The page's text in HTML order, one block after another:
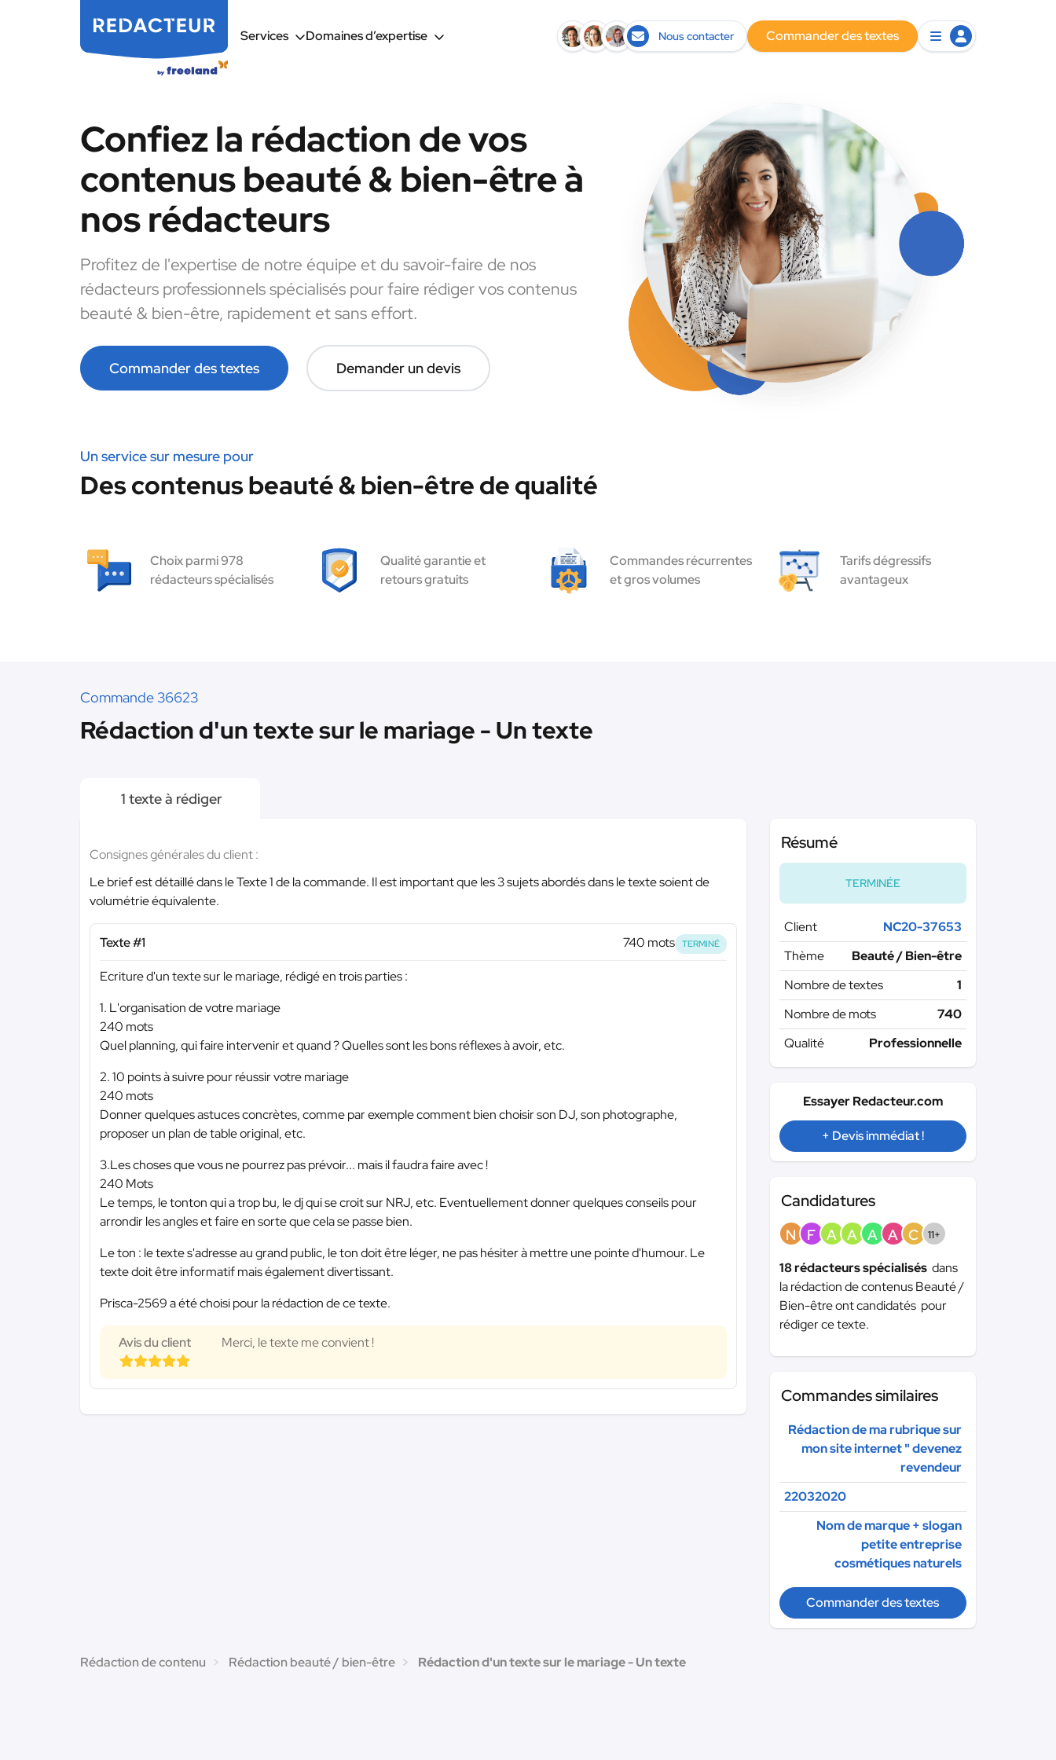
Services Domaines d’expertise Nous contacter Commander des textes
Confiez la rédaction de vos
contenus beauté & bien-être à
nos rédacteurs
Profitez de l'expertise de notre équipe et du savoir-faire de nos
rédacteurs professionnels spécialisés pour faire rédiger vos contenus
beauté & bien-être, rapidement et sans effort.
Commander des textes Demander un devis
Un service sur mesure pour
Des contenus beauté & bien-être de qualité
Choix parmi 978
rédacteurs spécialisés
Qualité garantie et
retours gratuits
Commandes récurrentes
et gros volumes
Tarifs dégressifs
avantageux
Commande 36623
Rédaction d'un texte sur le mariage - Un texte
1 texte à rédiger
Consignes générales du client :
Le brief est détaillé dans le Texte 1 de la commande. Il est important que les 3 sujets abordés dans le texte soient de
volumétrie équivalente.
Texte #1 740 mots TERMINÉ
Ecriture d'un texte sur le mariage, rédigé en trois parties :
1. L'organisation de votre mariage
240 mots
Quel planning, qui faire intervenir et quand ? Quelles sont les bons réflexes à avoir, etc.
2. 10 points à suivre pour réussir votre mariage
240 mots
Donner quelques astuces concrètes, comme par exemple comment bien choisir son DJ, son photographe,
proposer un plan de table original, etc.
3.Les choses que vous ne pourrez pas prévoir... mais il faudra faire avec !
240 Mots
Le temps, le tonton qui a trop bu, le dj qui se croit sur NRJ, etc. Eventuellement donner quelques conseils pour
arrondir les angles et faire en sorte que cela se passe bien.
Le ton : le texte s'adresse au grand public, le ton doit être léger, ne pas hésiter à mettre une pointe d'humour. Le
texte doit être informatif mais également divertissant.
Prisca-2569 a été choisi pour la rédaction de ce texte.
Avis du client Merci, le texte me convient !
Résumé
TERMINÉE
Client
NC20-37653
Thème
Beauté / Bien-être
Nombre de textes
1
Nombre de mots
740
Qualité
Professionnelle
Essayer Redacteur.com
+ Devis immédiat !
Candidatures
N F A A A A C 11+
18 rédacteurs spécialisés dans
la rédaction de contenus Beauté /
Bien-être ont candidatés pour
rédiger ce texte.
Commandes similaires
Rédaction de ma rubrique sur
mon site internet " devenez
revendeur
22032020
Nom de marque + slogan
petite entreprise
cosmétiques naturels
Commander des textes
Rédaction de contenu Rédaction beauté / bien-être Rédaction d'un texte sur le mariage - Un texte